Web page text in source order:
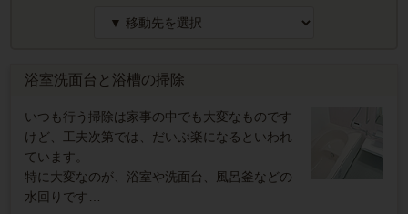
浴室洗面台と浴槽の掃除
いつも行う掃除は家事の中でも大変なものです
けど、工夫次第では、だいぶ楽になるといわれ
ています。
特に大変なのが、浴室や洗面台、風呂釜などの
水回りです…